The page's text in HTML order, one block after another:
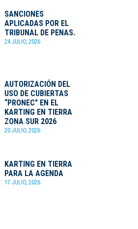
SANCIONES
APLICADAS POR EL
TRIBUNAL DE PENAS.
24 JULIO, 2026
AUTORIZACIÓN DEL
USO DE CUBIERTAS
“PRONEC” EN EL
KARTING EN TIERRA
ZONA SUR 2026
20 JULIO, 2026
KARTING EN TIERRA
PARA LA AGENDA
17 JULIO, 2026